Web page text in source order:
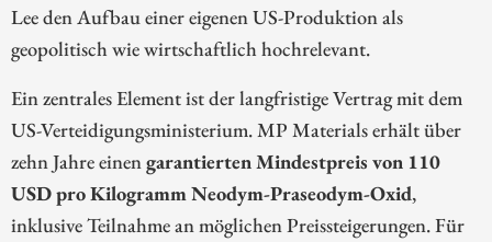
Lee den Aufbau einer eigenen US-Produktion als
geopolitisch wie wirtschaftlich hochrelevant.
Ein zentrales Element ist der langfristige Vertrag mit dem
US-Verteidigungsministerium. MP Materials erhält über
zehn Jahre einengarantierten Mindestpreis von 110
USD pro Kilogramm Neodym-Praseodym-Oxid,
inklusive Teilnahme an möglichen Preissteigerungen. Für